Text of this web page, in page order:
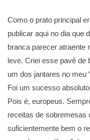
Como o prato principal
publicar aqui no dia que
branca parecer atraente
leve. Criei esse pavê de
um dos jantares no meu
Foi um sucesso
Pois é, europeus.
receitas de sobremesas
suficientemente bem o